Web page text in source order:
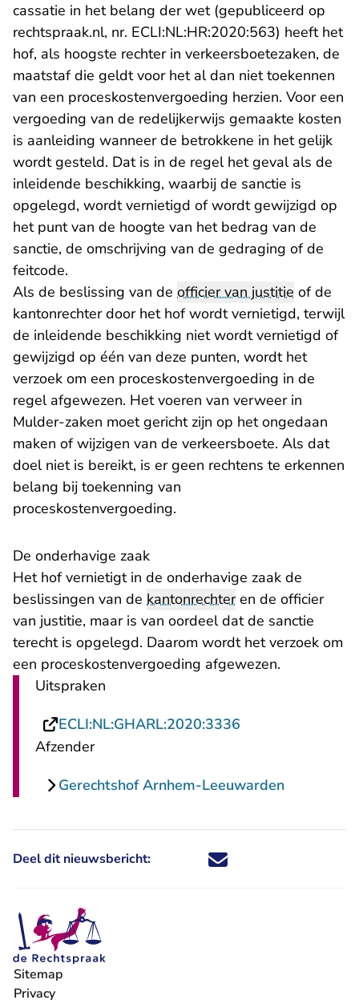
cassatie in het belang der wet (gepubliceerd op
rechtspraak.nl, nr. ECLI:NL:HR:2020:563) heeft het
hof, als hoogste rechter in verkeersboetezaken, de
maatstaf die geldt voor het al dan niet toekennen
van een proceskostenvergoeding herzien. Voor een
vergoeding van de redelijkerwijs gemaakte kosten
is aanleiding wanneer de betrokkene in het gelijk
wordt gesteld. Dat is in de regel het geval als de
inleidende beschikking, waarbij de sanctie is
opgelegd, wordt vernietigd of wordt gewijzigd op
het punt van de hoogte van het bedrag van de
sanctie, de omschrijving van de gedraging of de
feitcode.
Als de beslissing van de officier van justitie of de
kantonrechter door het hof wordt vernietigd, terwijl
de inleidende beschikking niet wordt vernietigd of
gewijzigd op één van deze punten, wordt het
verzoek om een proceskostenvergoeding in de
regel afgewezen. Het voeren van verweer in
Mulder-zaken moet gericht zijn op het ongedaan
maken of wijzigen van de verkeersboete. Als dat
doel niet is bereikt, is er geen rechtens te erkennen
belang bij toekenning van
proceskostenvergoeding.
De onderhavige zaak
Het hof vernietigt in de onderhavige zaak de
beslissingen van de kantonrechteren de officier
van justitie, maar is van oordeel dat de sanctie
terecht is opgelegd. Daarom wordt het verzoek om
een proceskostenvergoeding afgewezen.
Uitspraken
ECLI:NL:GHARL:2020:3336
Afzender
Gerechtshof Arnhem-Leeuwarden
Deel dit nieuwsbericht: Deel dit nieuwsbericht via X -
Deel dit nieuwsbericht via
Deel dit nieuwsbericht
Deel dit
Sitemap
Privacy